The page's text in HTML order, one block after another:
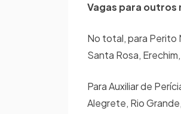
Vagas para outros
No total, para Perito
Santa Rosa,
Para Auxiliar de
Alegrete, Rio